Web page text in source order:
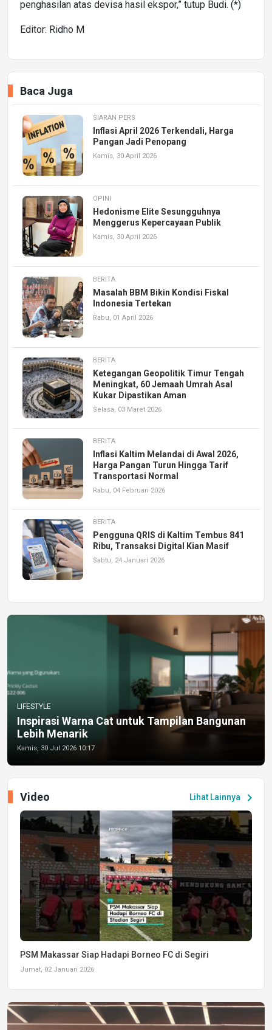
penghasilan atas devisa hasil ekspor,” tutup Budi. (*)
Editor: Ridho M
Baca Juga
SIARAN PERS
Inflasi April 2026 Terkendali, Harga
Pangan Jadi Penopang
Kamis, 30 April 2026
OPINI
Hedonisme Elite Sesungguhnya
Menggerus Kepercayaan Publik
Kamis, 30 April 2026
BERITA
Masalah BBM Bikin Kondisi Fiskal
Indonesia Tertekan
Rabu, 01 April 2026
BERITA
Ketegangan Geopolitik Timur Tengah
Meningkat, 60 Jemaah Umrah Asal
Kukar Dipastikan Aman
Selasa, 03 Maret 2026
BERITA
Inflasi Kaltim Melandai di Awal 2026,
Harga Pangan Turun Hingga Tarif
Transportasi Normal
Rabu, 04 Februari 2026
BERITA
Pengguna QRIS di Kaltim Tembus 841
Ribu, Transaksi Digital Kian Masif
Sabtu, 24 Januari 2026
LIFESTYLE
Inspirasi Warna Cat untuk Tampilan Bangunan
Lebih Menarik
Kamis, 30 Jul 2026 10:17
Lihat Lainnya chevron_right
Video
PSM Makassar Siap Hadapi Borneo FC di Segiri
Jumat, 02 Januari 2026